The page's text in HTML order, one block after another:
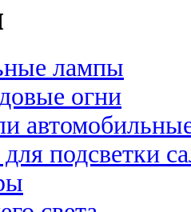
лампы
огни
подсветки